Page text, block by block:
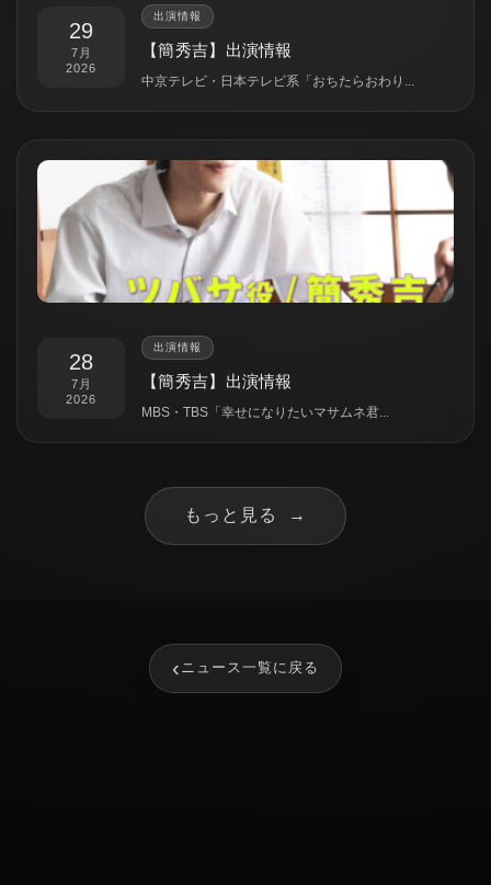
29
7月
2026
出演情報
【簡秀吉】出演情報
中京テレビ・日本テレビ系「おちたらおわり...
28
7月
2026
出演情報
【簡秀吉】出演情報
MBS・TBS「幸せになりたいマサムネ君...
もっと見る →
‹ ニュース一覧に戻る